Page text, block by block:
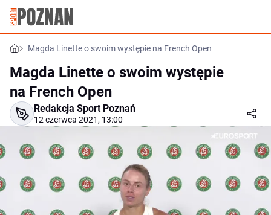
Magda Linette o swoim występie na French Open
Magda Linette o swoim występie
na French Open
Redakcja Sport Poznań
12 czerwca 2021, 13:00